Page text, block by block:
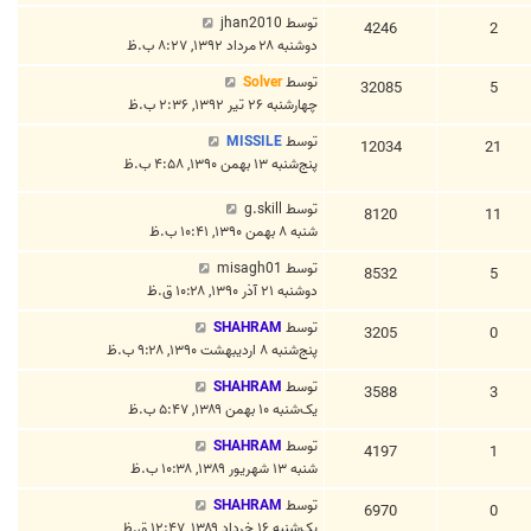
2
4246 توسط jhan2010
دوشنبه ۲۸ مرداد ۱۳۹۲, ۸:۲۷ ب.ظ
5
32085 توسطSolver
چهارشنبه ۲۶ تیر ۱۳۹۲, ۲:۳۶ ب.ظ
21
12034 توسطMISSILE
پنج‌شنبه ۱۳ بهمن ۱۳۹۰, ۴:۵۸ ب.ظ
11
8120 توسط g.skill
شنبه ۸ بهمن ۱۳۹۰, ۱۰:۴۱ ب.ظ
5
8532 توسط misagh01
دوشنبه ۲۱ آذر ۱۳۹۰, ۱۰:۲۸ ق.ظ
0
3205 توسط SHAHRAM
پنج‌شنبه ۸ اردیبهشت ۱۳۹۰, ۹:۲۸ ب.ظ
3
3588 توسط SHAHRAM
یک‌شنبه ۱۰ بهمن ۱۳۸۹, ۵:۴۷ ب.ظ
1
4197 توسط SHAHRAM
شنبه ۱۳ شهریور ۱۳۸۹, ۱۰:۳۸ ب.ظ
0
6970 توسط SHAHRAM